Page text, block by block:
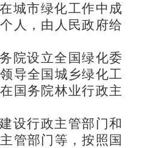
城市绿化工作中成
人，由人民政府给
院设立全国绿化委
导全国城乡绿化工
国务院林业行政主
设行政主管部门和
管部门等，按照国